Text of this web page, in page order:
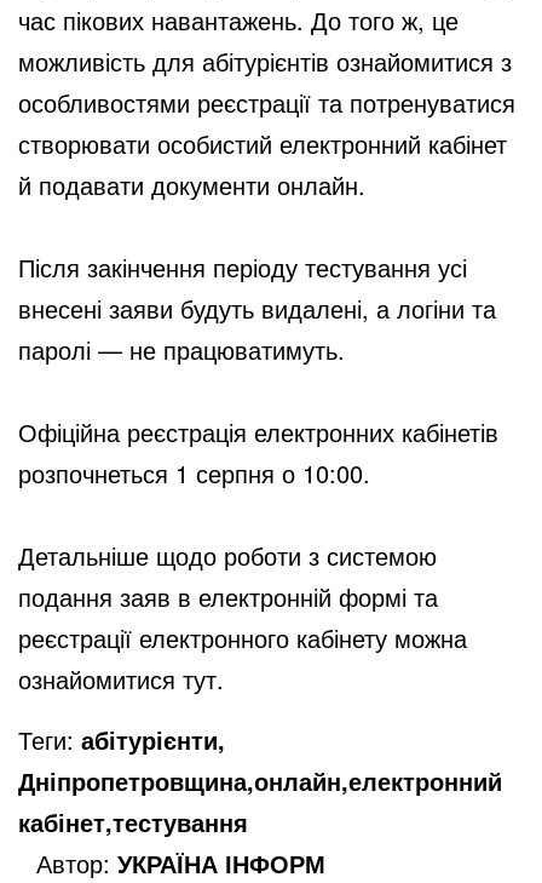
час пікових навантажень. До того ж, це
можливість для абітурієнтів ознайомитися з
особливостями реєстрації та потренуватися
створювати особистий електронний кабінет
й подавати документи онлайн.
Після закінчення періоду тестування усі
внесені заяви будуть видалені, а логіни та
паролі — не працюватимуть.
Офіційна реєстрація електронних кабінетів
розпочнеться 1 серпня о 10:00.
Детальніше щодо роботи з системою
подання заяв в електронній формі та
реєстрації електронного кабінету можна
ознайомитися тут.
Теги: абітурієнти,
Дніпропетровщина,онлайн,електронний
кабінет,тестування
Автор: УКРАЇНА ІНФОРМ